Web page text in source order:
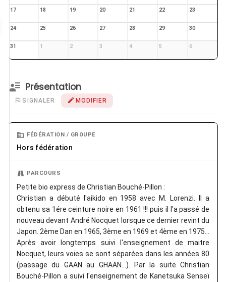
17 18 19 20 21 22 23
24 25 26 27 28 29 30
31 1 2 3 4 5 6
Présentation
SIGNALER MODIFIER
FÉDÉRATION / GROUPE
Hors fédération
PARCOURS
Petite bio express de Christian Bouché-Pillon :
Christian a débuté l'aikido en 1958 avec M. Lorenzi. Il a
obtenu sa 1ére ceinture noire en 1961 !!! puis il l'a passé de
nouveau devant André Nocquet lorsque ce dernier revint du
Japon. 2ème Dan en 1965, 3ème en 1969 et 4ème en 1975...
Après avoir longtemps suivi l'enseignement de maitre
Nocquet, leurs voies se sont séparées dans les années 80
(passage du GAAN au GHAAN...). Par la suite Christian
Bouché-Pillon a suivi l'enseignement de Kanetsuka Senseï